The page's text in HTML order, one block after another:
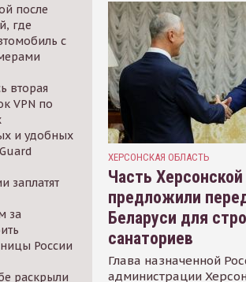
после
где
с
вторая
VPN по
и удобных
заплатят
за
России
раскрыли
ХЕРСОНСКАЯ ОБЛАСТЬ
Часть
предложили
Беларуси для
санаториев
Глава назначенной
администрации